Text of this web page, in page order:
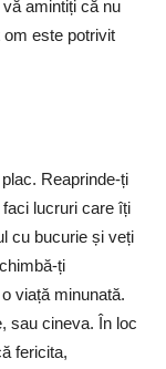
amintiți că nu
este potrivit
Reaprinde-ți
lucruri care îți
cu bucurie și veți
ți
viață minunată.
sau cineva. În loc
fericita,